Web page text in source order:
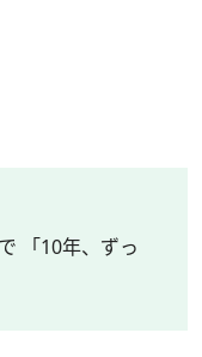
「10年、ずっ